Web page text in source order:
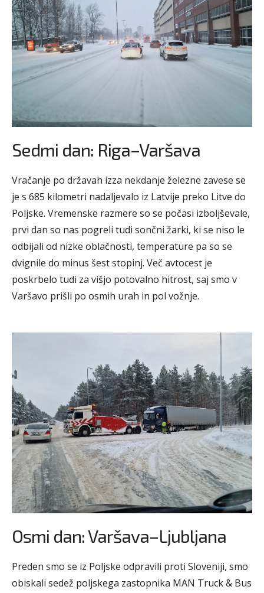
Sedmi dan: Riga–Varšava
Vračanje po državah izza nekdanje železne zavese se
je s 685 kilometri nadaljevalo iz Latvije preko Litve do
Poljske. Vremenske razmere so se počasi izboljševale,
prvi dan so nas pogreli tudi sončni žarki, ki se niso le
odbijali od nizke oblačnosti, temperature pa so se
dvignile do minus šest stopinj. Več avtocest je
poskrbelo tudi za višjo potovalno hitrost, saj smo v
Varšavo prišli po osmih urah in pol vožnje.
Osmi dan: Varšava–Ljubljana
Preden smo se iz Poljske odpravili proti Sloveniji, smo
obiskali sedež poljskega zastopnika MAN Truck & Bus